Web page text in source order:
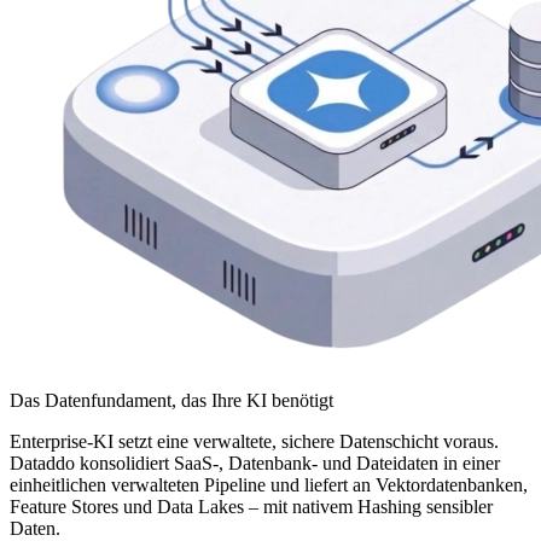
Das Datenfundament, das Ihre KI benötigt
Enterprise-KI setzt eine verwaltete, sichere Datenschicht voraus.
Dataddo konsolidiert SaaS-, Datenbank- und Dateidaten in einer
einheitlichen verwalteten Pipeline und liefert an Vektordatenbanken,
Feature Stores und Data Lakes – mit nativem Hashing sensibler
Daten.